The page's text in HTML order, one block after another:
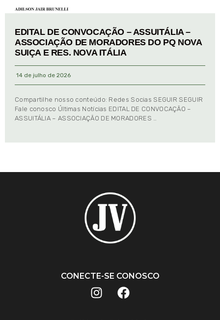
EDITAL DE CONVOCAÇÃO – ASSUITÁLIA –
ASSOCIAÇÃO DE MORADORES DO PQ NOVA
SUIÇA E RES. NOVA ITÁLIA
14 de julho de 2026
Compartilhe nosso conteúdo: Redes Socias SEGUIR SEGUIR
Fale conosco Últimas Notícias EDITAL DE CONVOCAÇÃO –
ASSUITÁLIA – ASSOCIAÇÃO DE MORADORES …
CONECTE-SE CONOSCO